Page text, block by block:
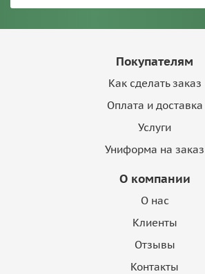
Покупателям
Как сделать заказ
Оплата и доставка
Услуги
Униформа на заказ
О компании
О нас
Клиенты
Отзывы
Контакты